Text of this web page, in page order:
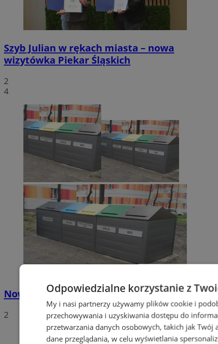
Szyb Julian w rękach miasta – nowa
wizytówka Piekar Śląskich
2
4
Nowe stawki za odbiór odpadów
2
Odpowiedzialne korzystanie z
My i nasi partnerzy używamy plików cookie i
przechowywania i uzyskiwania dostępu do
przetwarzania danych osobowych, takich jak
dane przeglądania, w celu wyświetlania